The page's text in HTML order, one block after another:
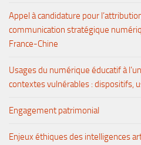
Appel à candidature pour
communication stratégique
France-Chine
Usages du numérique éducatif à
contextes vulnérables : dispositifs,
Engagement patrimonial
Enjeux éthiques des intelligences